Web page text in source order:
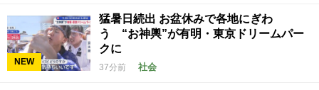
NEW
猛暑日続出 お盆休みで各地にぎわ
う “お神輿”が有明・東京ドリームパー
クに
37分前 社会